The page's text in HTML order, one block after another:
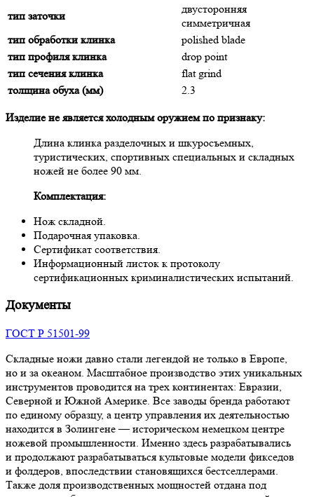
тип заточки
двусторонняя
симметричная
тип обработки клинка
polished blade
тип профиля клинка
drop point
тип сечения клинка
flat grind
толщина обуха (мм)
2.3
Изделие не является холодным оружием по признаку:
Длина клинка разделочных и шкуросъемных,
туристических, спортивных специальных и складных
ножей не более 90 мм.
Комплектация:
Нож складной.
Подарочная упаковка.
Сертификат соответствия.
Информационный листок к протоколу
сертификационных криминалистических испытаний.
Документы
ГОСТ Р 51501-99
Складные ножи давно стали легендой не только в Европе,
но и за океаном. Масштабное производство этих уникальных
инструментов проводится на трех континентах: Евразии,
Северной и Южной Америке. Все заводы бренда работают
по единому образцу, а центр управления их деятельностью
находится в Золингене — историческом немецком центре
ножевой промышленности. Именно здесь разрабатывались
и продолжают разрабатываться культовые модели фикседов
и фолдеров, впоследствии становящихся бестселлерами.
Также доля производственных мощностей отдана под